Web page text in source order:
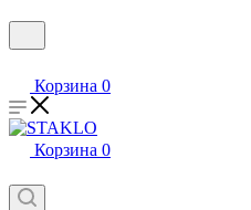
Корзина 0
Корзина 0